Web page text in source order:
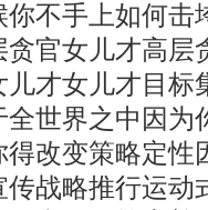
不手上如何击
官女儿才高层
才女儿才目标
世界之中因为
改变策略定性
战略推行运动